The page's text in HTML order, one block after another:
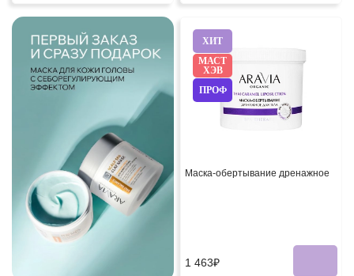
ХИТ
МАСТ
ХЭВ
ПРОФ
Маска-обертывание дренажное
1 463₽